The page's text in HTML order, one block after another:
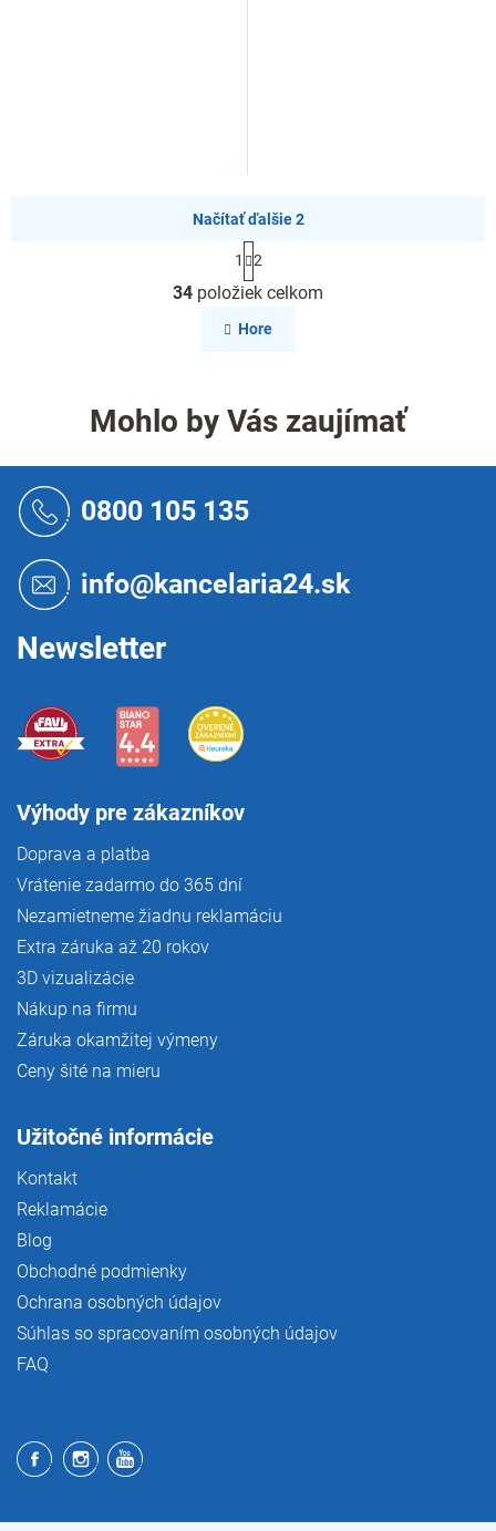
O
v
l
c
i
p
v
v
ý
Načítať ďalšie 2
S
t
r
á
n
n
i
1 2
34 položiek celkom
Hore
Mohlo by Vás zaujímať
0800 105 135
info@kancelaria24.sk
Newsletter
Výhody pre zákazníkov
Doprava a platba
Vrátenie zadarmo do 365 dní
Nezamietneme žiadnu reklamáciu
Extra záruka až 20 rokov
3D vizualizácie
Nákup na firmu
Záruka okamžitej výmeny
Ceny šité na mieru
Užitočné informácie
Kontakt
Reklamácie
Blog
Obchodné podmienky
Ochrana osobných údajov
Súhlas so spracovaním osobných údajov
FAQ